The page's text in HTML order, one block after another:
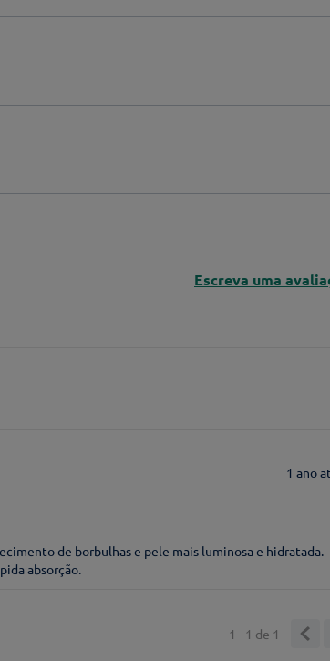
Escreva uma
1 ano
de borbulhas e pele mais luminosa e hidratada.
absorção.
1 - 1 de 1